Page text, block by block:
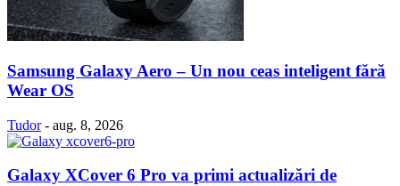
Samsung Galaxy Aero – Un nou ceas inteligent fără
Wear OS
Tudor - aug. 8, 2026
Galaxy XCover 6 Pro va primi actualizări de